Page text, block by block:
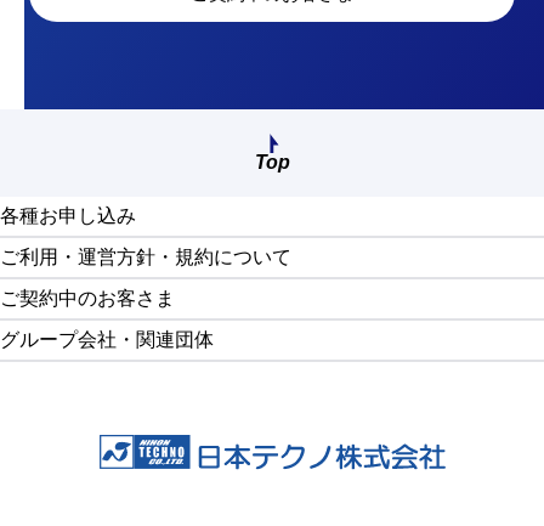
Top
各種お申し込み
ご利用・運営方針・規約について
ご契約中のお客さま
グループ会社・関連団体